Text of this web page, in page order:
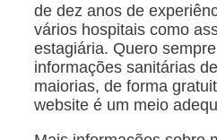
de dez anos de
vários hospitais como
estagiária. Quero
informações sanitárias
maiorias, de forma
website é um meio